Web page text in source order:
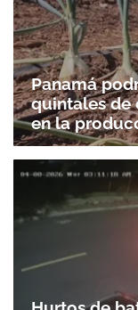
Panamá
quintales de
en la